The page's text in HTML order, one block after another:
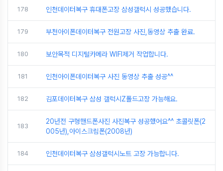
178 인천데이터복구 휴대폰고장 삼성갤럭시 성공했습니다.
179 부천아이폰데이터복구 전원고장 사진,동영상 추출 완료.
180 보안목적 디지털카메라 WIFI제거 작업합니다.
181 인천아이폰데이터복구 사진 동영상 추출 성공^^
182 김포데이터복구 삼성 갤럭시Z폴드고장 가능해요.
183
20년전 구형핸드폰사진 사진복구 성공했어요^^ 초콜릿폰(2
005년),아이스크림폰(2008년)
184 인천데이터복구 삼성갤럭시노트 고장 가능합니다.